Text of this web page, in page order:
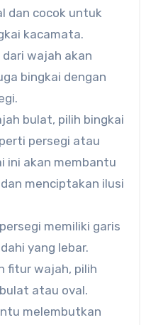
dan cocok untuk
kacamata.
wajah akan
bingkai dengan
bulat, pilih bingkai
persegi atau
ini akan membantu
menciptakan ilusi
memiliki garis
yang lebar.
fitur wajah, pilih
atau oval.
melembutkan